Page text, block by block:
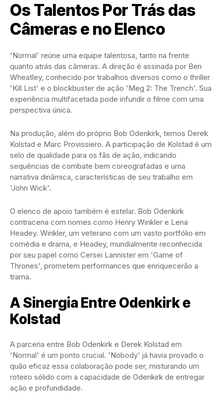
Os Talentos Por Trás das
Câmeras e no Elenco
'Normal' reúne uma equipe talentosa, tanto na frente
quanto atrás das câmeras. A direção é assinada por Ben
Wheatley, conhecido por trabalhos diversos como o thriller
'Kill List' e o blockbuster de ação 'Meg 2: The Trench'. Sua
experiência multifacetada pode infundir o filme com uma
perspectiva única.
Na produção, além do próprio Bob Odenkirk, temos Derek
Kolstad e Marc Provissiero. A participação de Kolstad é um
selo de qualidade para os fãs de ação, indicando
sequências de combate bem coreografadas e uma
narrativa dinâmica, características de seu trabalho em
'John Wick'.
O elenco de apoio também é estelar. Bob Odenkirk
contracena com nomes como Henry Winkler e Lena
Headey. Winkler, um veterano com um vasto portfólio em
comédia e drama, e Headey, mundialmente reconhecida
por seu papel como Cersei Lannister em 'Game of
Thrones', prometem performances que enriquecerão a
trama.
A Sinergia Entre Odenkirk e
Kolstad
A parceria entre Bob Odenkirk e Derek Kolstad em
'Normal' é um ponto crucial. 'Nobody' já havia provado o
quão eficaz essa colaboração pode ser, misturando um
roteiro sólido com a capacidade de Odenkirk de entregar
ação e profundidade.